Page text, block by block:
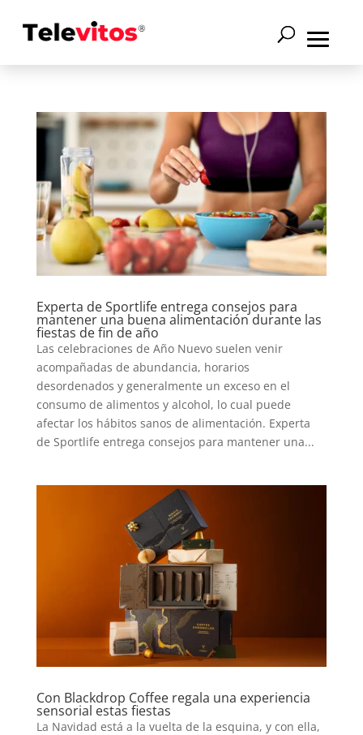
Experta de Sportlife entrega consejos para
mantener una buena alimentación durante las
fiestas de fin de año
Las celebraciones de Año Nuevo suelen venir
acompañadas de abundancia, horarios
desordenados y generalmente un exceso en el
consumo de alimentos y alcohol, lo cual puede
afectar los hábitos sanos de alimentación. Experta
de Sportlife entrega consejos para mantener una...
Con Blackdrop Coffee regala una experiencia
sensorial estas fiestas
La Navidad está a la vuelta de la esquina, y con ella,